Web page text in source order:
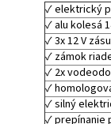
✓ elektrický
✓ alu kolesá
✓ 3x 12 V
✓ zámok
✓ 2x
✓
✓ silný
✓ prepínanie